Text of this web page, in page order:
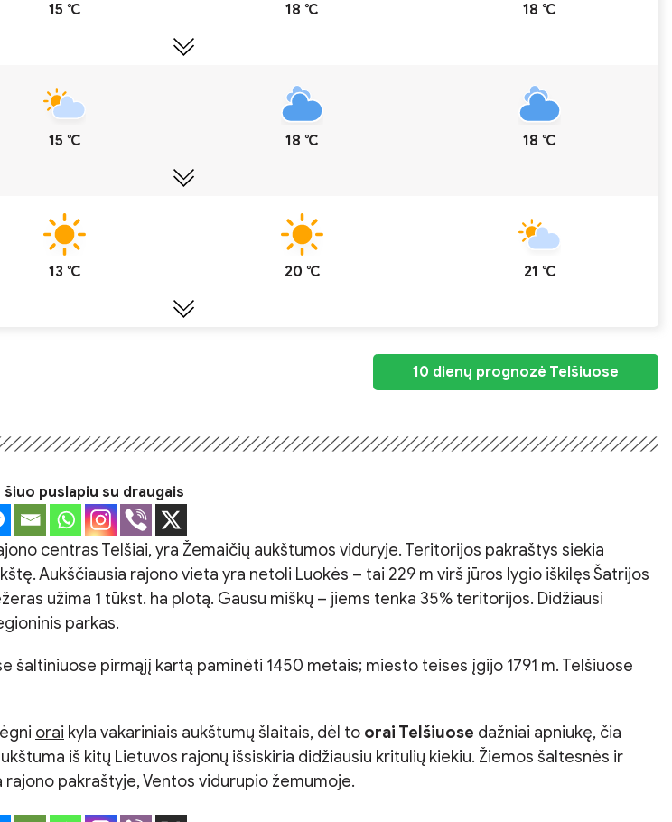
15 ℃ 18 ℃ 18 ℃
15 ℃ 18 ℃ 18 ℃
13 ℃ 20 ℃ 21 ℃
10 dienų prognozė Telšiuose
puslapiu su draugais
centras Telšiai, yra Žemaičių aukštumos viduryje. Teritorijos pakraštys siekia
Aukščiausia rajono vieta yra netoli Luokės – tai 229 m virš jūros lygio iškilęs Šatrijos
užima 1 tūkst. ha plotą. Gausu miškų – jiems tenka 35% teritorijos. Didžiausi
parkas.
šaltiniuose pirmąjį kartą paminėti 1450 metais; miesto teises įgijo 1791 m. Telšiuose
orai kyla vakariniais aukštumų šlaitais, dėl to orai Telšiuose dažniai apniukę, čia
iš kitų Lietuvos rajonų išsiskiria didžiausiu kritulių kiekiu. Žiemos šaltesnės ir
rajono pakraštyje, Ventos vidurupio žemumoje.